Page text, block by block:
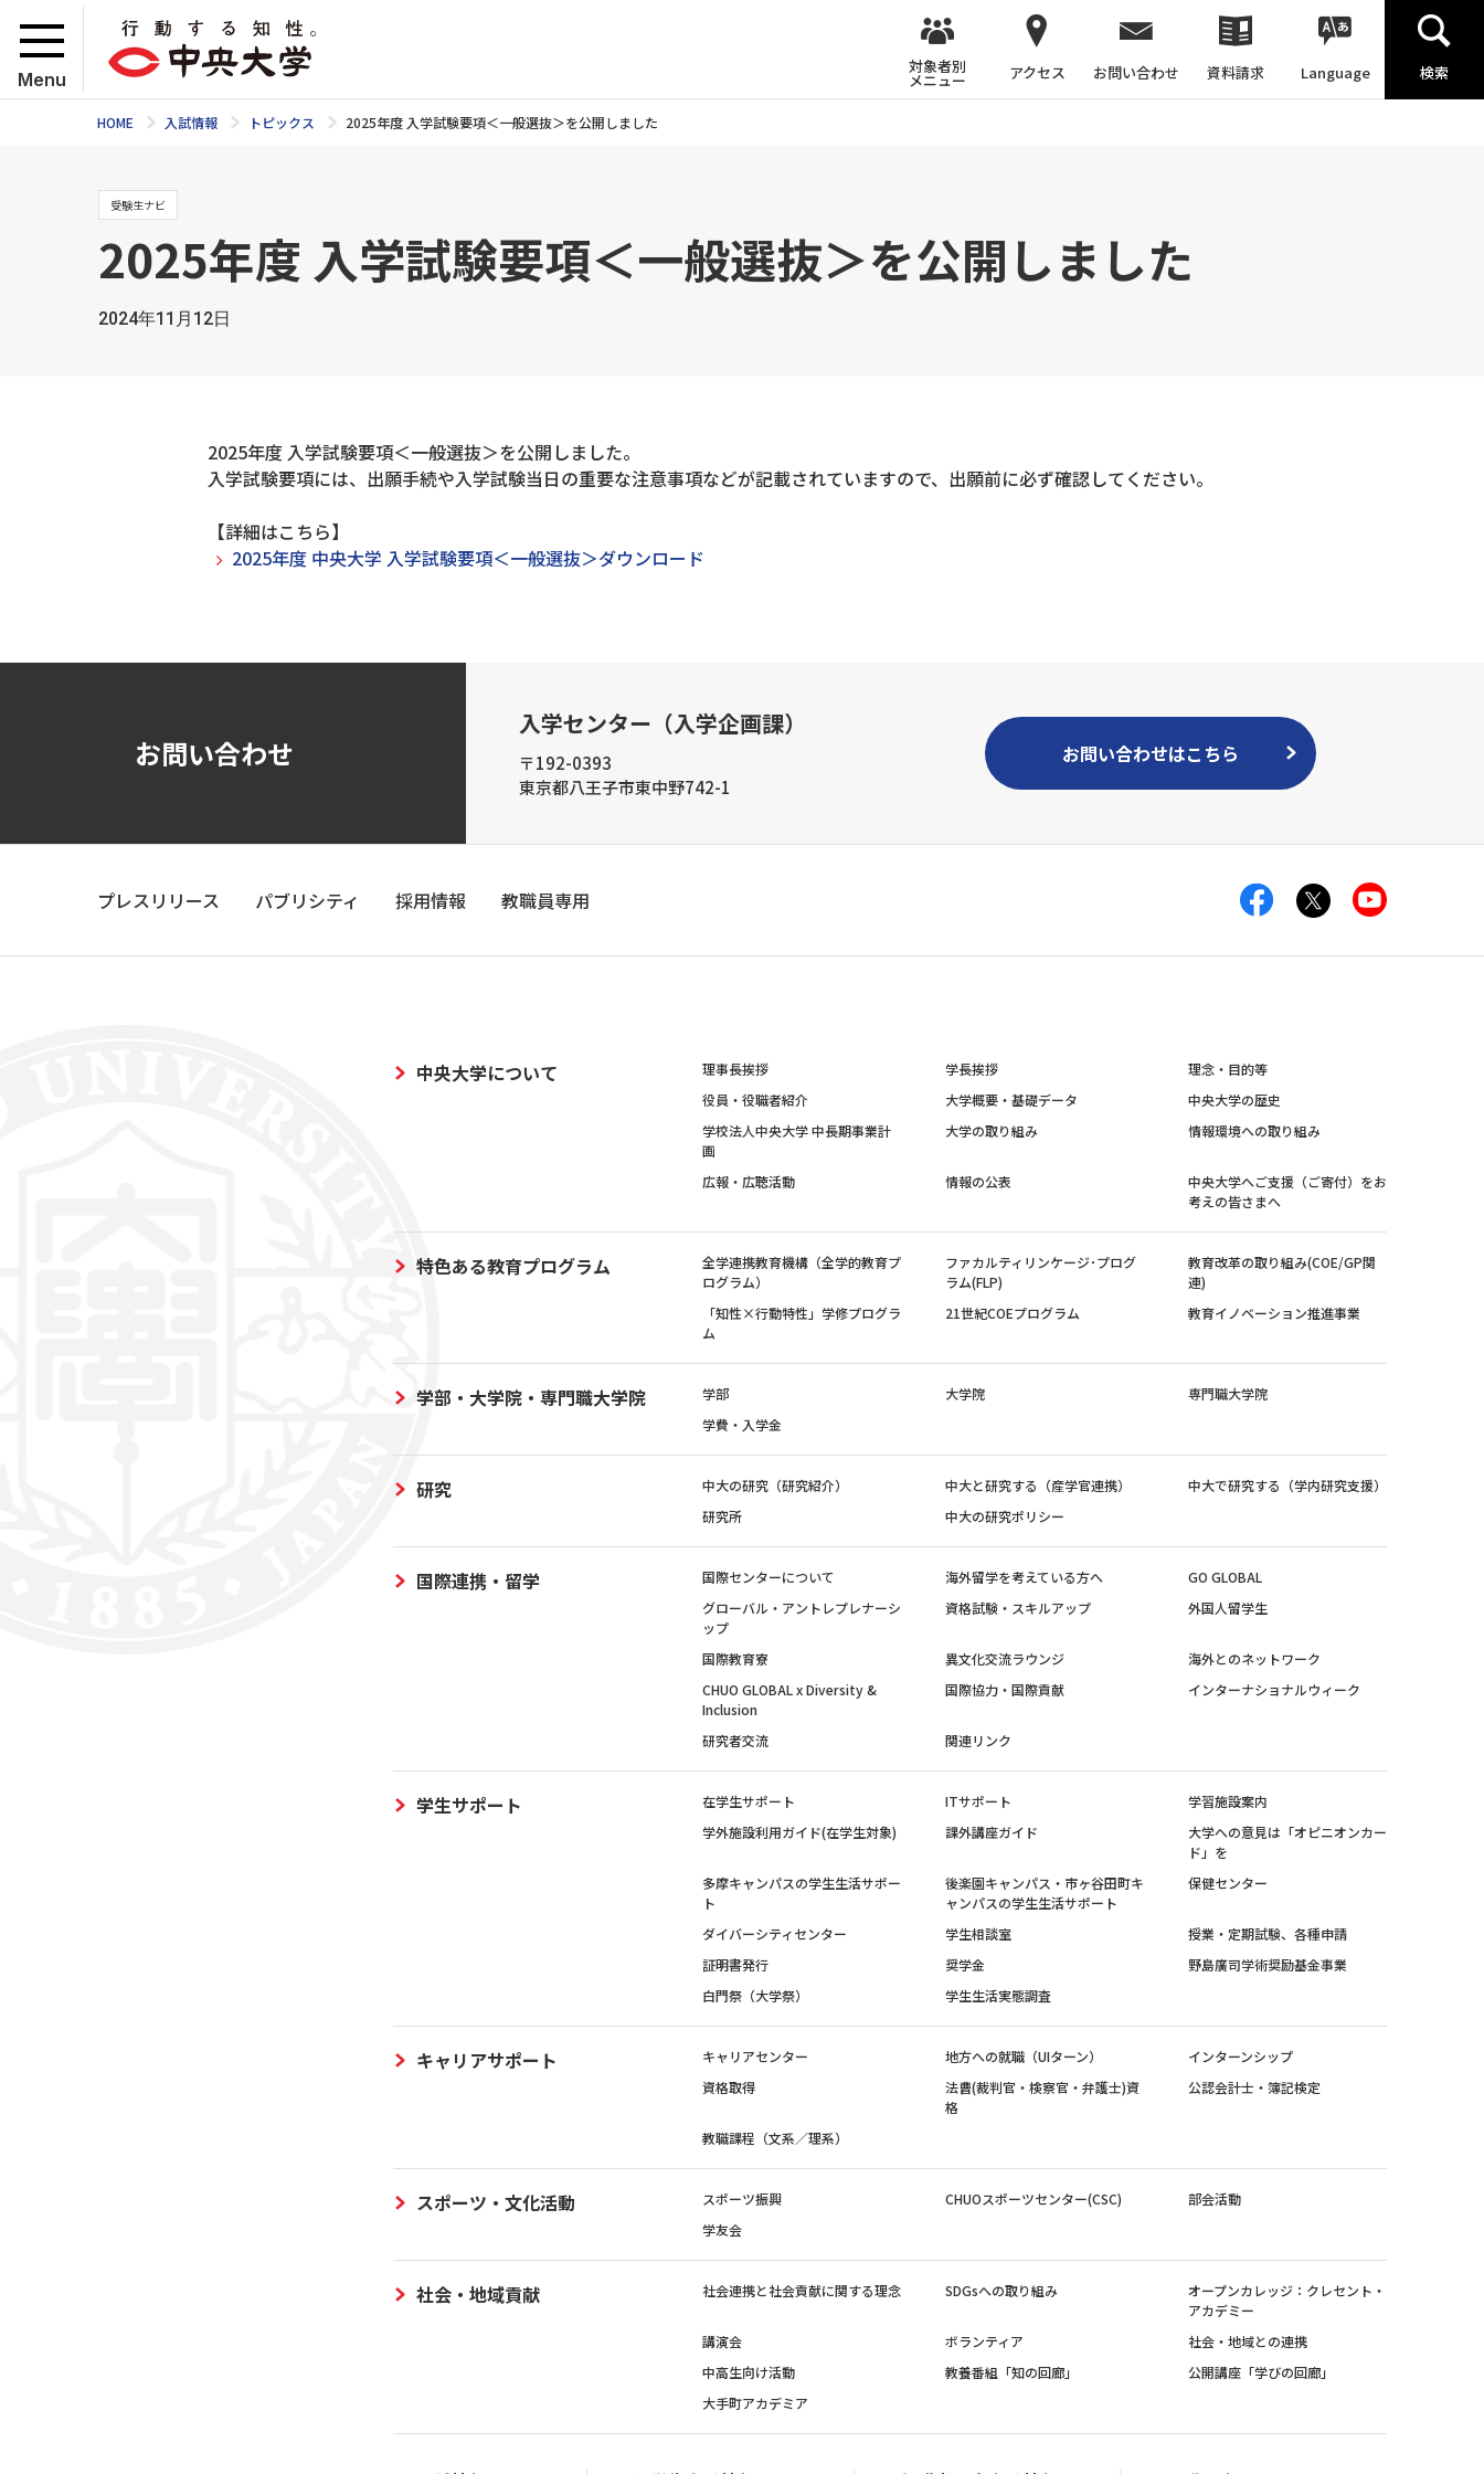
Menu
対象者別
メニュー アクセス お問い合わせ 資料請求 Language 検索
HOME 入試情報 トピックス 2025年度 入学試験要項＜一般選抜＞を公開しました
受験生ナビ
2025年度 入学試験要項＜一般選抜＞を公開しました
2024年11月12日
2025年度 入学試験要項＜一般選抜＞を公開しました。
入学試験要項には、出願手続や入学試験当日の重要な注意事項などが記載されていますので、出願前に必ず確認してください。
【詳細はこちら】
2025年度 中央大学 入学試験要項＜一般選抜＞ダウンロード
お問い合わせ
入学センター（入学企画課）
〒192-0393
東京都八王子市東中野742-1
お問い合わせはこちら
プレスリリース パブリシティ 採用情報 教職員専用
中央大学について 理事長挨拶 学長挨拶
理念・目的等
役員・役職者紹介
大学概要・基礎データ
中央大学の歴史
学校法人中央大学 中長期事業計
画
大学の取り組み 情報環境への取り組み
広報・広聴活動 情報の公表
中央大学へご支援（ご寄付）をお
考えの皆さまへ
特色ある教育プログラム
全学連携教育機構（全学的教育プ
ログラム）
ファカルティリンケージ･プログ
ラム(FLP)
教育改革の取り組み(COE/GP関
連)
「知性×行動特性」学修プログラ
ム
21世紀COEプログラム 教育イノベーション推進事業
学部・大学院・専門職大学院 学部 大学院
専門職大学院
学費・入学金
研究 中大の研究（研究紹介） 中大と研究する（産学官連携）
中大で研究する（学内研究支援）
研究所
中大の研究ポリシー
国際連携・留学 国際センターについて 海外留学を考えている方へ
GO GLOBAL
グローバル・アントレプレナーシ
ップ
資格試験・スキルアップ 外国人留学生
国際教育寮 異文化交流ラウンジ
海外とのネットワーク
CHUO GLOBAL x Diversity &
Inclusion
国際協力・国際貢献 インターナショナルウィーク
研究者交流 関連リンク
学生サポート 在学生サポート ITサポート
学習施設案内
学外施設利用ガイド(在学生対象)
課外講座ガイド
大学への意見は「オピニオンカー
ド」を
多摩キャンパスの学生生活サポー
ト
後楽園キャンパス・市ヶ谷田町キ
ャンパスの学生生活サポート
保健センター
ダイバーシティセンター 学生相談室
授業・定期試験、各種申請
証明書発行
奨学金
野島廣司学術奨励基金事業
白門祭（大学祭）
学生生活実態調査
キャリアサポート キャリアセンター 地方への就職（UIターン）
インターンシップ
資格取得
法曹(裁判官・検察官・弁護士)資
格
公認会計士・簿記検定
教職課程（文系／理系）
スポーツ・文化活動 スポーツ振興 CHUOスポーツセンター(CSC)
部会活動
学友会
社会・地域貢献 社会連携と社会貢献に関する理念 SDGsへの取り組み
オープンカレッジ：クレセント・
アカデミー
講演会
ボランティア
社会・地域との連携
中高生向け活動
教養番組「知の回廊」
公開講座「学びの回廊」
大手町アカデミア